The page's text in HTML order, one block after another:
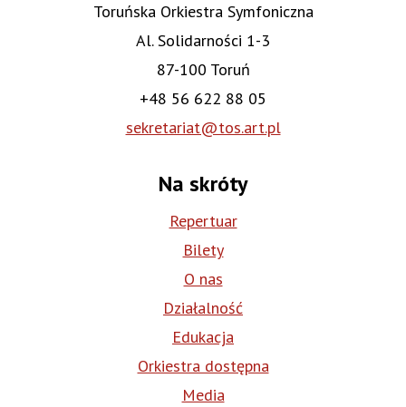
Toruńska Orkiestra Symfoniczna
Al. Solidarności 1-3
87-100 Toruń
+48 56 622 88 05
sekretariat@tos.art.pl
Na skróty
Repertuar
Bilety
O nas
Działalność
Edukacja
Orkiestra dostępna
Media